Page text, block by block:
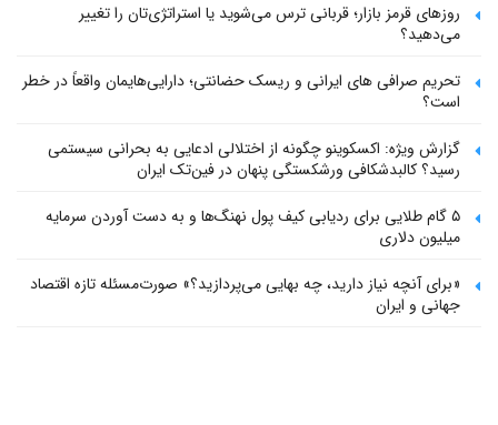
روزهای قرمز بازار؛ قربانی ترس می‌شوید یا استراتژی‌تان را تغییر
می‌دهید؟
تحریم صرافی های ایرانی و ریسک حضانتی؛ دارایی‌هایمان واقعاً در خطر
است؟
گزارش ویژه: اکسکوینو چگونه از اختلالی ادعایی به بحرانی سیستمی
رسید؟ کالبدشکافی ورشکستگی پنهان در فین‌تک ایران
۵ گام طلایی برای ردیابی کیف پول‌ نهنگ‌ها و به دست آوردن سرمایه
میلیون دلاری
«برای آنچه نیاز دارید، چه بهایی می‌پردازید؟» صورت‌مسئله تازه اقتصاد
جهانی و ایران